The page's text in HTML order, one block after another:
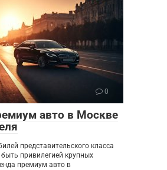
0
авто в Москве
представительского класса
привилегией крупных
премиум авто в